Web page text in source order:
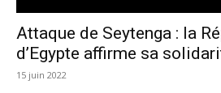
Attaque de Seytenga : la
d’Egypte affirme sa
15 juin 2022